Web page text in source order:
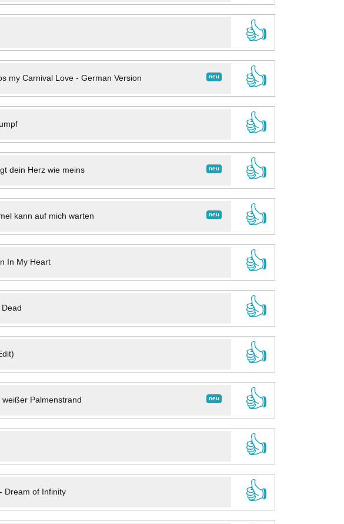
👍
neu
my Carnival Love - German Version
👍
👍
neu
dein Herz wie meins
👍
neu
kann auf mich warten
👍
In My Heart
👍
👍
👍
neu
Palmenstrand
👍
👍
Dream of Infinity
👍